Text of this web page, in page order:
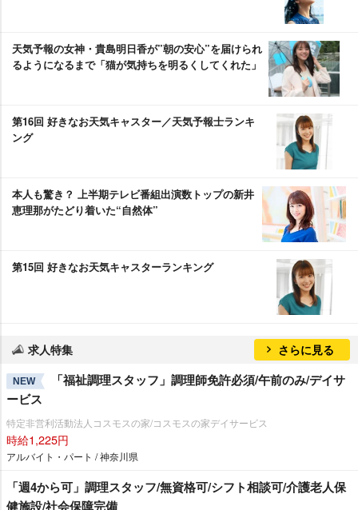
天気予報の女神・貴島明日香が”朝の安心”を届けられ
るようになるまで「猫が気持ちを明るくしてくれた」
第16回 好きなお天気キャスター／天気予報士ランキ
ング
本人も驚き？ 上半期テレビ番組出演数トップの新井
恵理那がたどり着いた“自然体”
第15回 好きなお天気キャスターランキング
求人特集 さらに見る
NEW
「福祉調理スタッフ」調理師免許必須/午前のみ/デイサ
ービス
特定非営利活動法人コスモスの家/コスモスの家デイサービス
時給1,225円
アルバイト・パート / 神奈川県
「週4から可」調理スタッフ/無資格可/シフト相談可/介護老人保
健施設/社会保障完備